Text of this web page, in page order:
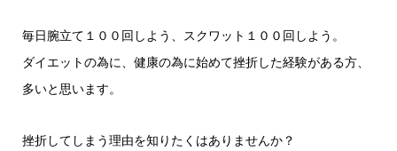
毎日腕立て１００回しよう、スクワット１００回しよう。
ダイエットの為に、健康の為に始めて挫折した経験がある方、
多いと思います。
挫折してしまう理由を知りたくはありませんか？